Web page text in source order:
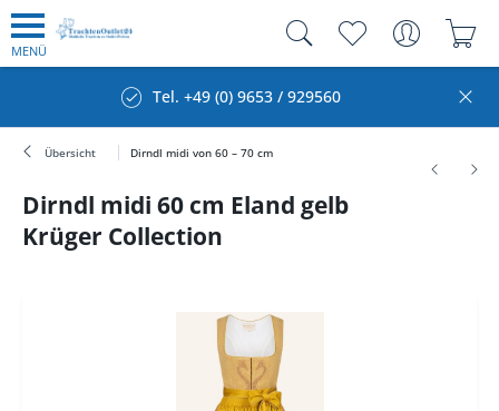
MENÜ
Tel. +49 (0) 9653 / 929560
Übersicht Dirndl midi von 60 – 70 cm
Dirndl midi 60 cm Eland gelb
Krüger Collection